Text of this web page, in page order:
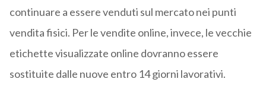
continuare a essere venduti sul mercato nei punti
vendita fisici. Per le vendite online, invece, le vecchie
etichette visualizzate online dovranno essere
sostituite dalle nuove entro 14 giorni lavorativi.